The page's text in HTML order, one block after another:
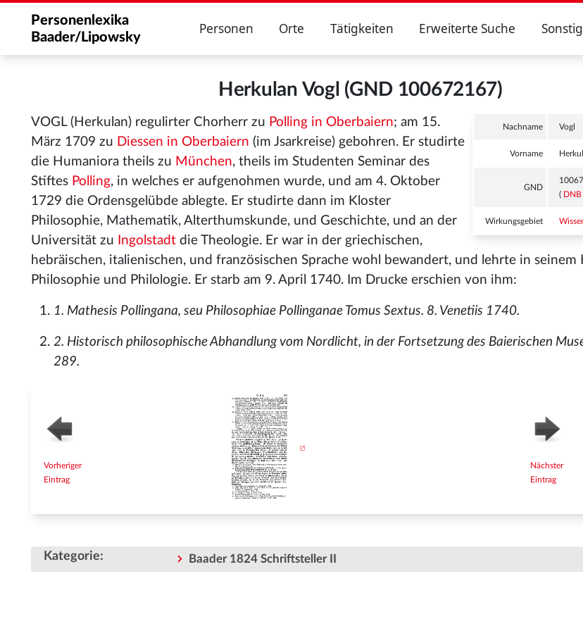
Personenlexika
Baader/Lipowsky
Personen Orte Tätigkeiten Erweiterte Suche
Herkulan Vogl (GND 100672167)
Nachname Vogl
Vorname
GND
( DNB
Wirkungsgebiet
VOGL (Herkulan) regulirter Chorherr zu Polling in Oberbaiern; am 15.
März 1709 zu Diessen in Oberbaiern (im Jsarkreise) gebohren. Er studirte
die Humaniora theils zu München, theils im Studenten Seminar des
Stiftes Polling, in welches er aufgenohmen wurde, und am 4. Oktober
1729 die Ordensgelübde ablegte. Er studirte dann im Kloster
Philosophie, Mathematik, Alterthumskunde, und Geschichte, und an der
Universität zu
Ingolstadt die Theologie. Er war in der griechischen,
hebräischen, italienischen, und französischen Sprache wohl bewandert, und lehrte in seinem
Philosophie und Philologie. Er starb am 9. April 1740. Im Drucke erschien von ihm:
1. Mathesis Pollingana, seu Philosophiae Pollinganae Tomus Sextus. 8. Venetiis 1740.
2. Historisch philosophische Abhandlung vom Nordlicht, in der Fortsetzung des Baierischen
289.
Vorheriger
Eintrag
Nächster
Eintrag
Kategorie: Baader 1824 Schriftsteller II